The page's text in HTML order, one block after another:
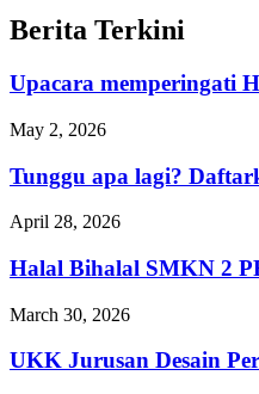
Berita Terkini
Upacara memperingati
May 2, 2026
Tunggu apa lagi?
April 28, 2026
Halal Bihalal SMKN 2
March 30, 2026
UKK Jurusan Desain